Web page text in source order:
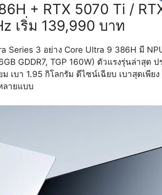
+ RTX 5070 Ti /
เริ่ม 139,990 บาท
Series 3 อย่าง Core Ultra 9 386H มี
GDDR7, TGP 160W) ตัวแรงรุ่นล่าสุด
บา 1.95 กิโลกรัม ดีไซน์เฉียบ เบาสุดเพียง
ลายแบบ